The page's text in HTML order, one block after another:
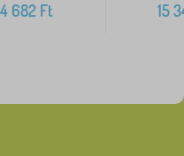
4 682 Ft 15